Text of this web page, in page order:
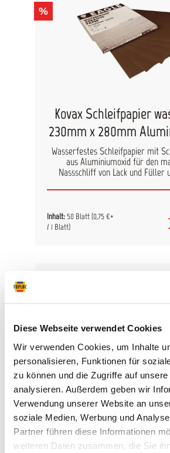
Diese Webseite verwendet Cookies
Wir verwenden Cookies, um Inhalte
personalisieren, Funktionen für
zu können und die Zugriffe auf
analysieren. Außerdem geben wir
Verwendung unserer Website an
soziale Medien, Werbung und
Partner führen diese Informationen
weiteren Daten zusammen, die Sie
%
Kovax Schleifpapier
230mm x 280mm
Wasserfestes Schleifpapier mit
aus Aluminiumoxid für den
Nassschliff von Lack und Füller
kann auf das gewünschte Maß
beispielsweise mit dem Kovax
verwendet werden.
schleifen (P180 - P240) Lack und
Inhalt:50 Blatt(0,75 €*
/ 1 Blatt)
Mirka WPF
50/Pack
Mirka WPF ist dank seinem Latex-